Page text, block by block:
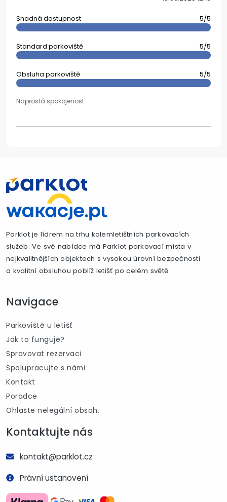
Snadná dostupnost 5/5
Standard parkoviště 5/5
Obsluha parkoviště 5/5
Naprostá spokojenost.
Parklot je lídrem na trhu kolemletištních parkovacích
služeb. Ve své nabídce má Parklot parkovací místa v
nejkvalitnějších objektech s vysokou úrovní bezpečnosti
a kvalitní obsluhou poblíž letišť po celém světě.
Navigace
Parkoviště u letišť
Jak to funguje?
Spravovat rezervaci
Spolupracujte s námi
Kontakt
Poradce
Ohlašte nelegální obsah.
Kontaktujte nás
kontakt@parklot.cz
Právní ustanovení